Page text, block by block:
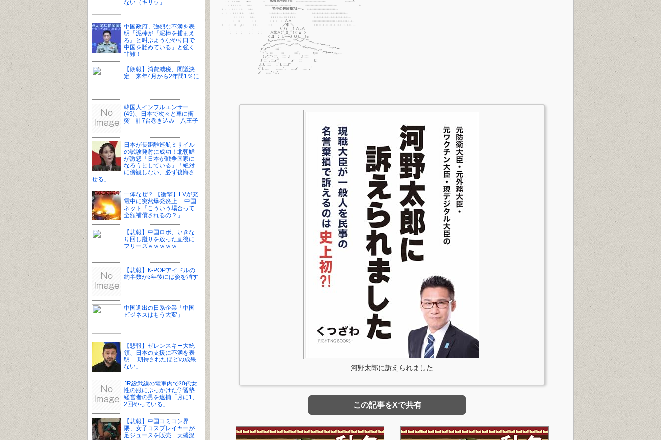
ない（キリッ」
中国政府、強烈な不満を表
明「泥棒が『泥棒を捕まえ
ろ』と叫ぶようなやり口で
中国を貶めている」と強く
非難！
【朗報】消費減税、閣議決
定 来年4月から2年間1％に
韓国人インフルエンサー
(49)、日本で次々と車に衝
突 計7台巻き込み 八王子
日本が長距離巡航ミサイル
の試験発射に成功！北朝鮮
が激怒「日本が戦争国家に
なろうとしている」「絶対
に傍観しない、必ず後悔さ
せる」
一体なぜ？ 【衝撃】EVが充
電中に突然爆発炎上！ 中国
ネット「こういう場合って
全額補償されるの？」
【悲報】中国ロボ、いきな
り回し蹴りを放った直後に
フリーズｗｗｗｗｗ
【悲報】K-POPアイドルの
約半数が3年後には姿を消す
中国進出の日系企業「中国
ビジネスはもう大変」
【悲報】ゼレンスキー大統
領、日本の支援に不満を表
明 「期待されたほどの成果
ない」
JR総武線の電車内で20代女
性の服にぶっかけた学習塾
経営者の男を逮捕「月に1、
2回やっている」
【悲報】中国コミコン界
隈、女子コスプレイヤーが
足ジュースを販売 大盛況
河野太郎に訴えられました
この記事をXで共有